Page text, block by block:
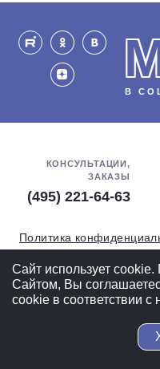
В
КОНСУЛЬТАЦИИ,
ЗАКАЗЫ
(495) 221-64-63
Политика
Обработка
© 2004-2026
Сайт использует
Сайтом, Вы
cookie в соответствии с